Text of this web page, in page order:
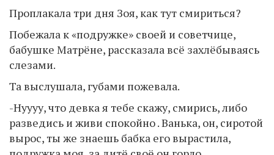
Проплакала три дня Зоя, как тут смириться?
Побежала к «подружке» своей и советчице,
бабушке Матрёне, рассказала всё захлёбываясь
слезами.
Та выслушала, губами пожевала.
-Нуууу, что девка я тебе скажу, смирись, либо
разведись и живи спокойно . Ванька, он, сиротой
вырос, ты же знаешь бабка его вырастила,